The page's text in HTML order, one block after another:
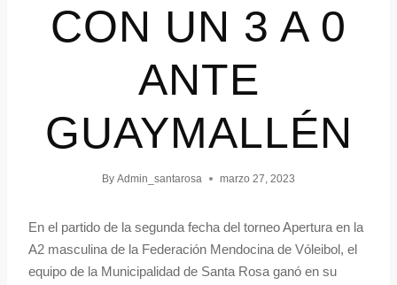
CON UN 3 A 0
ANTE
GUAYMALLÉN
By Admin_santarosa marzo 27, 2023
En el partido de la segunda fecha del torneo Apertura en la
A2 masculina de la Federación Mendocina de Vóleibol, el
equipo de la Municipalidad de Santa Rosa ganó en su